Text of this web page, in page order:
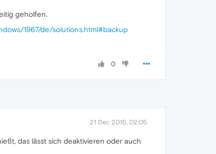
geholfen.
1967/de/solutions.html#backup
0
21 Dec 2015, 02:05
das lässt sich deaktivieren oder auch